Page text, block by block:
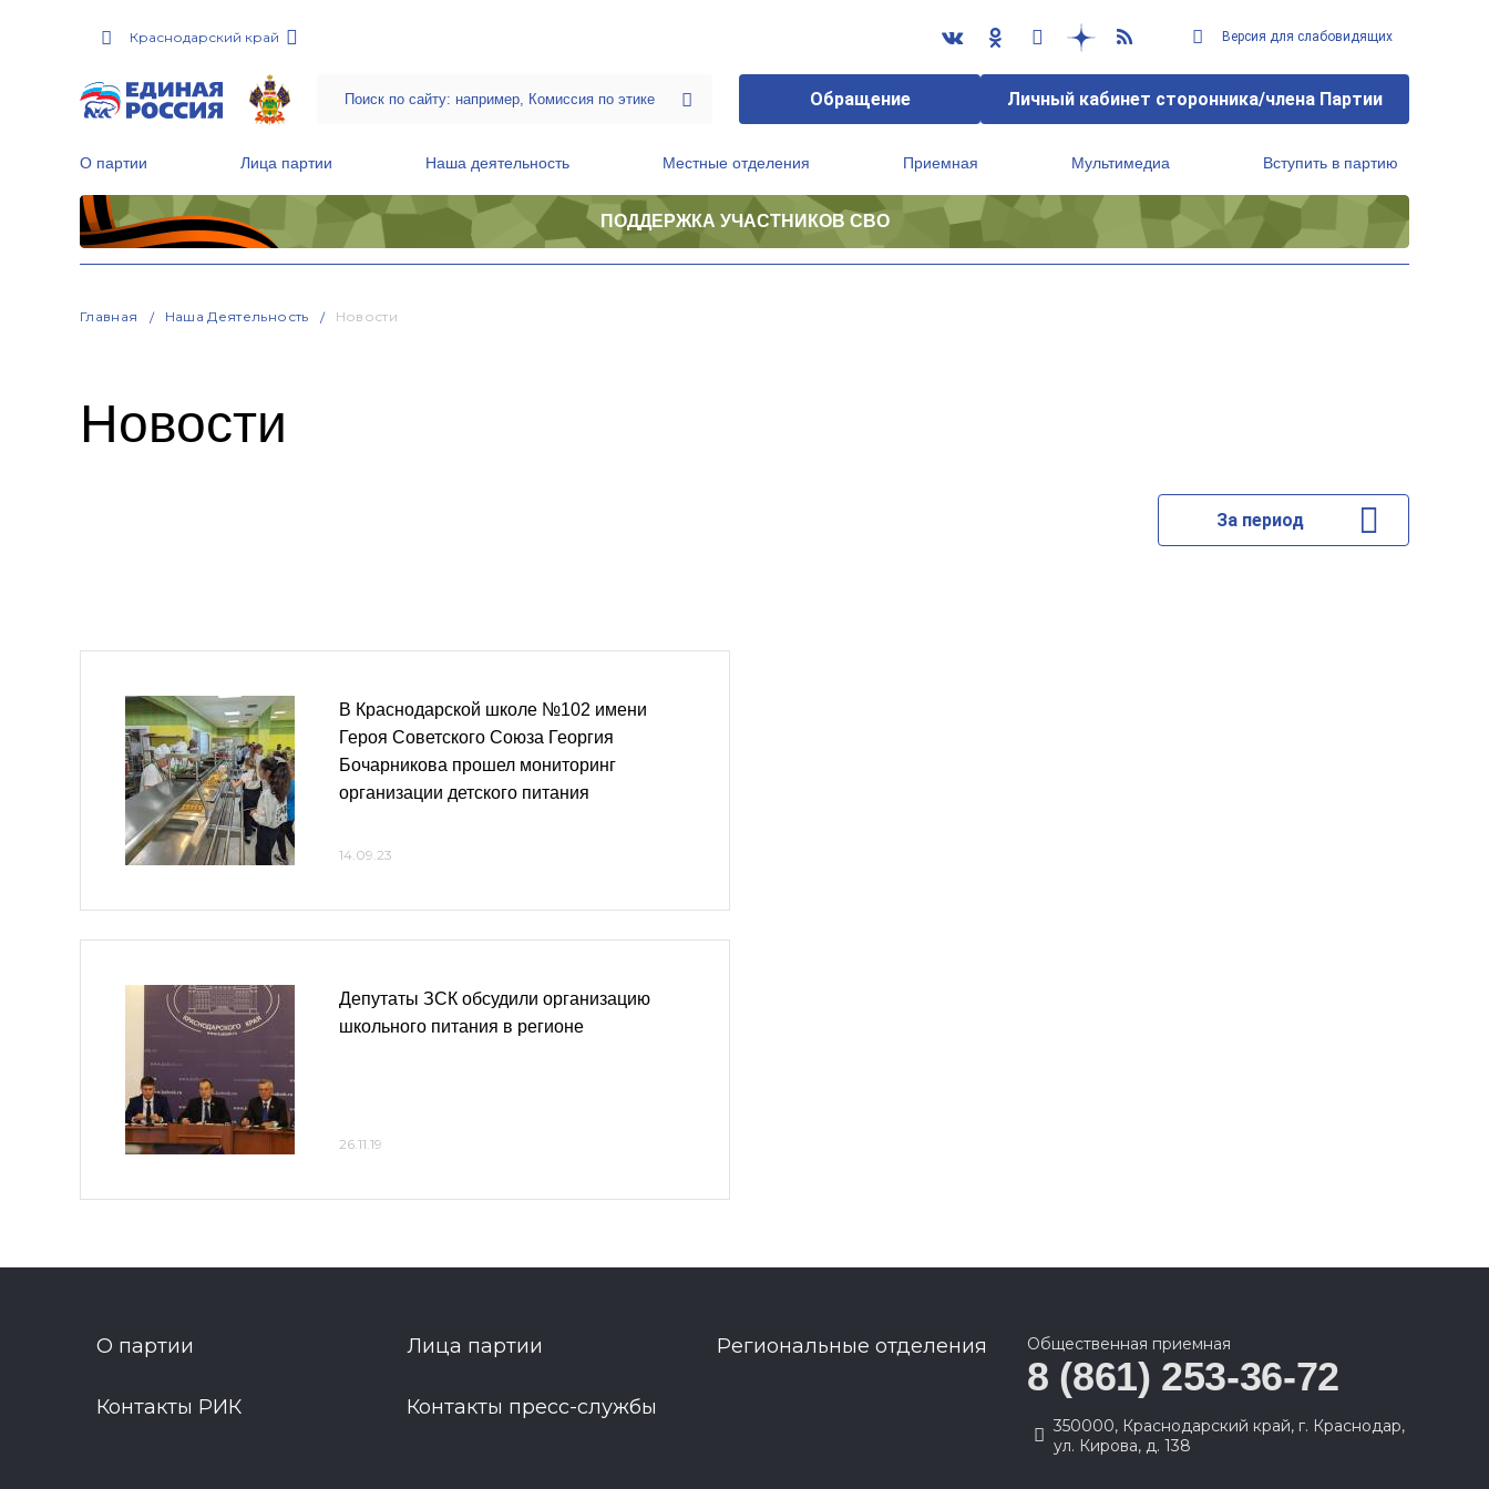
Краснодарский край Версия для слабовидящих
Обращение Личный кабинет сторонника/члена Партии
О партии Лица партии Наша деятельность Местные отделения Приемная Мультимедиа Вступить в партию
ПОДДЕРЖКА УЧАСТНИКОВ СВО
Главная Наша Деятельность Новости
Новости
За период
В Краснодарской школе №102 имени
Героя Советского Союза Георгия
Бочарникова прошел мониторинг
организации детского питания
14.09.23
Депутаты ЗСК обсудили организацию
школьного питания в регионе
26.11.19
О партии Лица партии Региональные отделения
Контакты РИК Контакты пресс-службы
Общественная приемная
8 (861) 253-36-72
350000, Краснодарский край, г. Краснодар,
ул. Кирова, д. 138